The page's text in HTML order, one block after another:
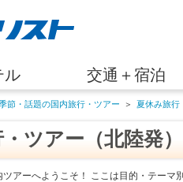
ル 交通＋宿泊
節・話題の国内旅行・ツアー ＞ 夏休み旅行
ツアー（北陸発）
アーへようこそ！ ここは目的・テー